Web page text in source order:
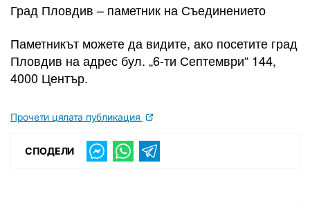
Град Пловдив – паметник на Съединението
Паметникът можете да видите, ако посетите град
Пловдив на адрес бул. „6-ти Септември“ 144,
4000 Център.
Прочети цялата публикация
СПОДЕЛИ